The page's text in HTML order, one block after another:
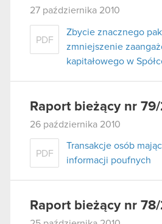
27 października 2010
PDF
Zbycie znacznego
zmniejszenie
kapitałowego w
Raport bieżący nr
26 października 2010
PDF
Transakcje osób
informacji poufnych
Raport bieżący nr